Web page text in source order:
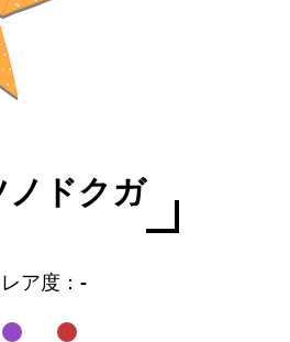
ノドクガ
レア度： -